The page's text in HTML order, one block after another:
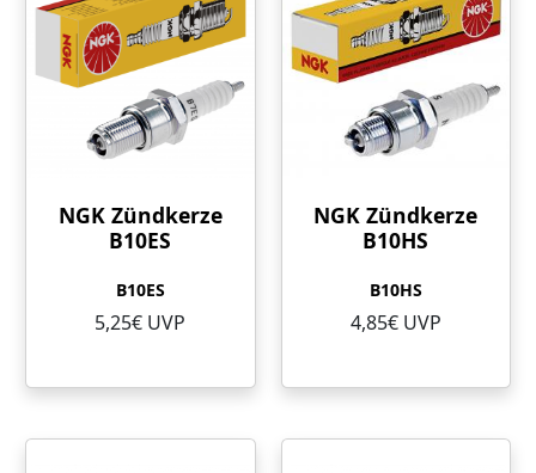
NGK Zündkerze
B10ES
B10ES
5,25€ UVP
NGK Zündkerze
B10HS
B10HS
4,85€ UVP